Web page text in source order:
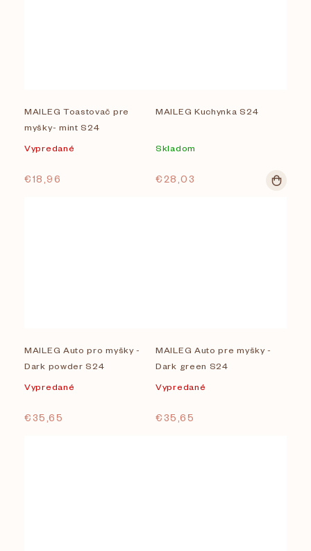
MAILEG Toastovač pre
myšky- mint S24
Vypredané
€18,96
MAILEG Kuchynka S24
Skladom
€28,03
MAILEG Auto pro myšky -
Dark powder S24
Vypredané
€35,65
MAILEG Auto pre myšky -
Dark green S24
Vypredané
€35,65